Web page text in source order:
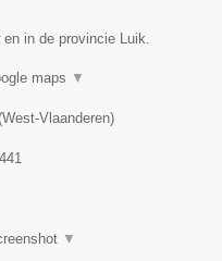
in de provincie Luik.
maps ▼
West-Vlaanderen)
▼